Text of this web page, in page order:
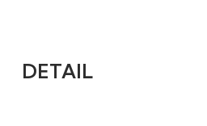
DETAIL